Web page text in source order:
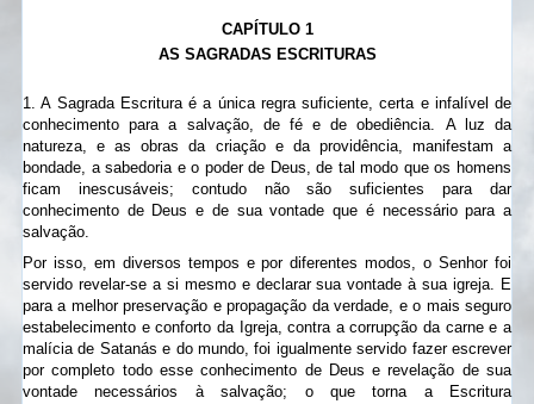
CAPÍTULO 1
AS SAGRADAS ESCRITURAS
1. A Sagrada Escritura é a única regra suficiente, certa e infalível de
conhecimento para a salvação, de fé e de obediência. A luz da
natureza, e as obras da criação e da providência, manifestam a
bondade, a sabedoria e o poder de Deus, de tal modo que os homens
ficam inescusáveis; contudo não são suficientes para dar
conhecimento de Deus e de sua vontade que é necessário para a
salvação.
Por isso, em diversos tempos e por diferentes modos, o Senhor foi
servido revelar-se a si mesmo e declarar sua vontade à sua igreja. E
para a melhor preservação e propagação da verdade, e o mais seguro
estabelecimento e conforto da Igreja, contra a corrupção da carne e a
malícia de Satanás e do mundo, foi igualmente servido fazer escrever
por completo todo esse conhecimento de Deus e revelação de sua
vontade necessários à salvação; o que torna a Escritura